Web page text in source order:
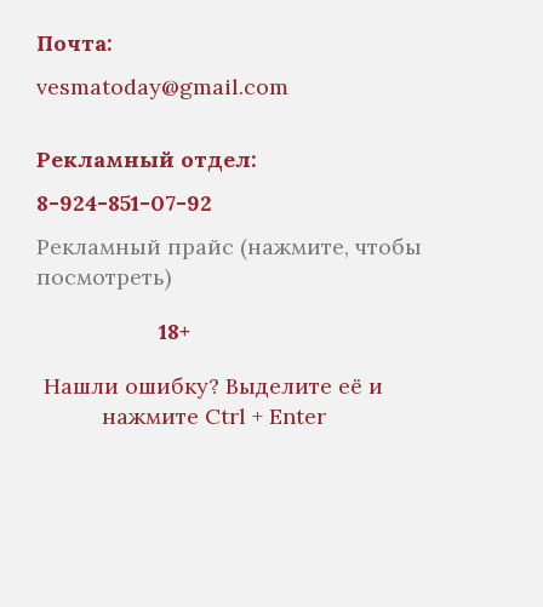
Почта:
vesmatoday@gmail.com
Рекламный отдел:
8-924-851-07-92
Рекламный прайс (нажмите, чтобы
посмотреть)
18+
Нашли ошибку? Выделите её и
нажмите Ctrl + Enter